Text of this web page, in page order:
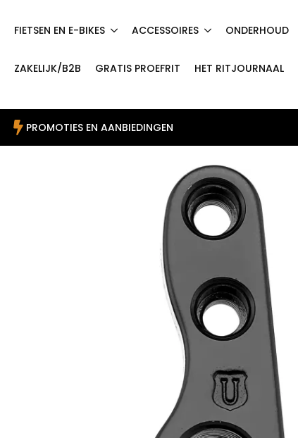
FIETSEN EN E-BIKES ACCESSOIRES ONDERHOUD
ZAKELIJK/B2B GRATIS PROEFRIT HET RITJOURNAAL
PROMOTIES EN AANBIEDINGEN